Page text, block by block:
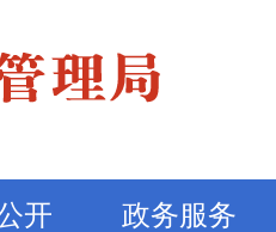
开 政务服务